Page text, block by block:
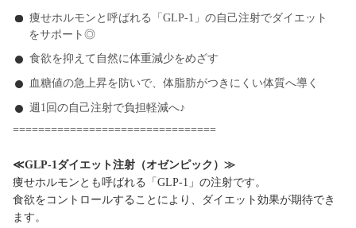
痩せホルモンと呼ばれる「GLP-1」の自己注射でダイエット
をサポート◎
食欲を抑えて自然に体重減少をめざす
血糖値の急上昇を防いで、体脂肪がつきにくい体質へ導く
週1回の自己注射で負担軽減へ♪
================================
≪GLP-1ダイエット注射（オゼンピック）≫
痩せホルモンとも呼ばれる「GLP-1」の注射です。
食欲をコントロールすることにより、ダイエット効果が期待でき
ます。